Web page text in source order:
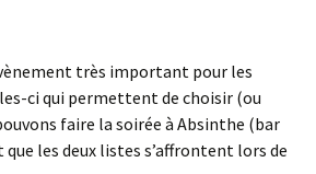
très important pour les
ci qui permettent de choisir (ou
faire la soirée à Absinthe (bar
que les deux listes s’affrontent lors de